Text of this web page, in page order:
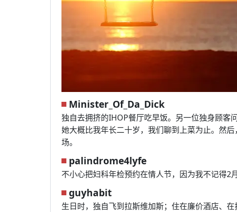
Minister_Of_Da_Dick
独自去拥挤的IHOP餐厅吃早饭。另一位独身顾客
她大概比我年长二十岁，我们聊到上菜为止。然
场。
palindrome4lyfe
不小心把妇科年检预约在情人节，因为我不记得2
guyhabit
生日时，独自飞到拉斯维加斯；住在廉价酒店、